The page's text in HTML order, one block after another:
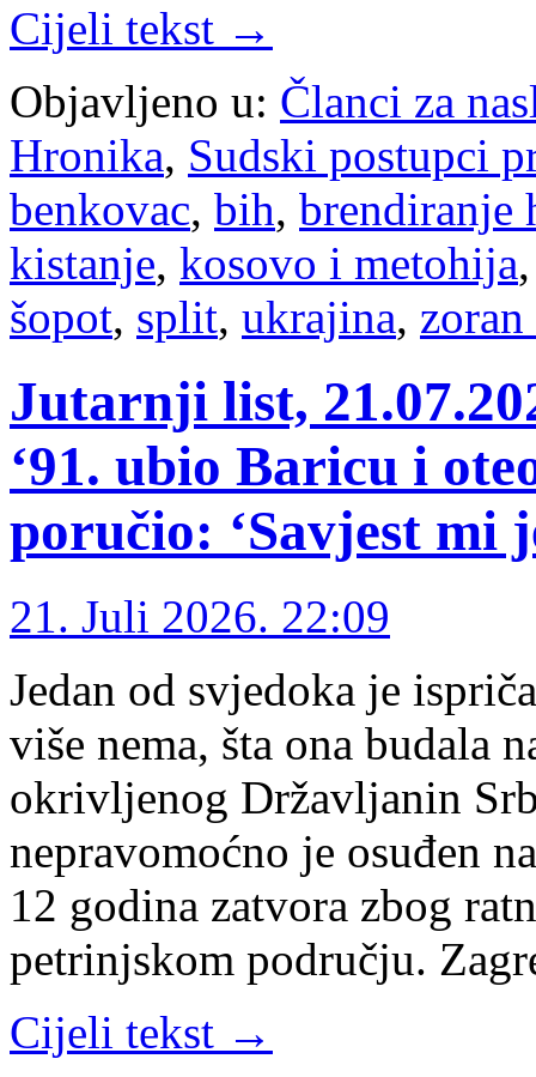
Cijeli tekst →
Objavljeno u: Članci za
Hronika, Sudski postupci
benkovac, bih, brendiranje
kistanje, kosovo i metohija
šopot, split, ukrajina,
Jutarnji list,
‘91. ubio Baricu i
poručio: ‘Savjest mi
21. Juli 2026. 22:09
Jedan od svjedoka je
više nema, šta ona budala
okrivljenog Državljanin
nepravomoćno je osuđen
12 godina zatvora zbog
petrinjskom području.
Cijeli tekst →